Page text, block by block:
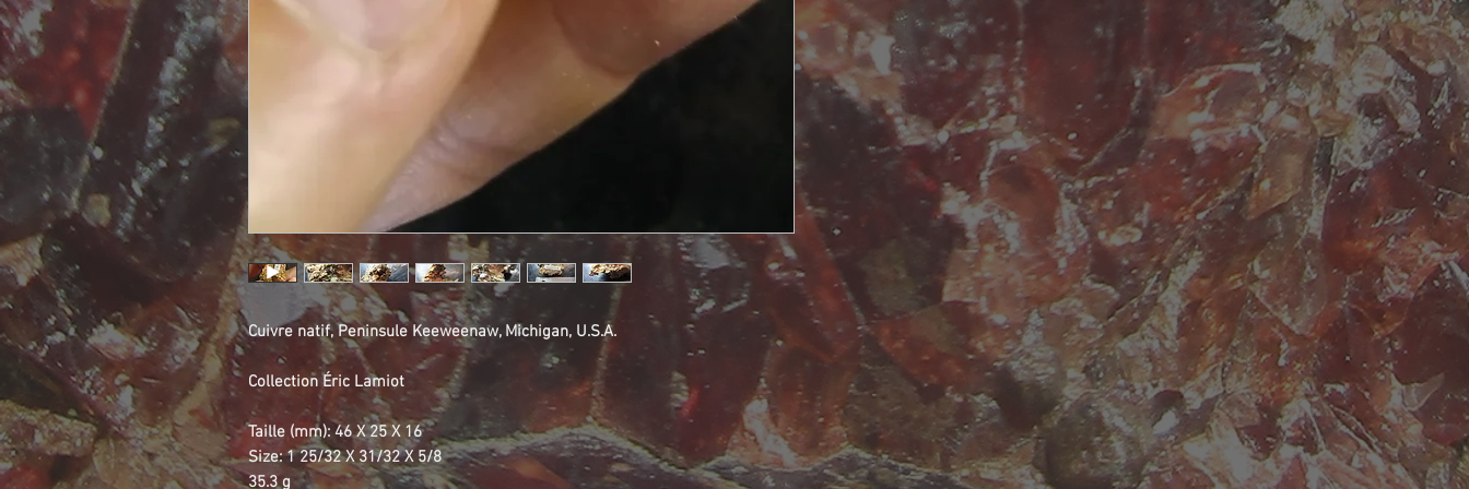
Cuivre natif, Peninsule Keeweenaw, Michigan, U.S.A.
Collection Éric Lamiot
Taille (mm): 46 X 25 X 16
Size: 1 25/32 X 31/32 X 5/8
35.3 g